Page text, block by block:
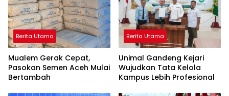
Berita Utama
Mualem Gerak Cepat,
Pasokan Semen Aceh Mulai
Bertambah
Berita Utama
Unimal Gandeng Kejari
Wujudkan Tata Kelola
Kampus Lebih Profesional